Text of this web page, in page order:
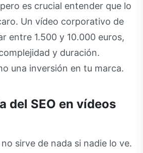
es crucial entender que lo
Un vídeo corporativo de
entre 1.500 y 10.000 euros,
y duración.
una inversión en tu marca.
del SEO en vídeos
sirve de nada si nadie lo ve.